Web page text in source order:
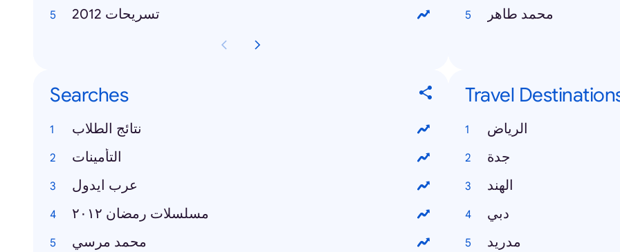
تسريحات 2012
محمد طاهر
Searches
نتائج الطلاب
التأمينات
عرب ايدول
مسلسلات رمضان ٢٠١٢
محمد مرسي
Travel
الرياض
جدة
الهند
دبي
مدريد